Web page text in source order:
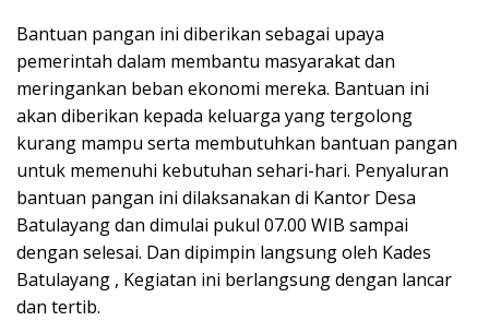
Bantuan pangan ini diberikan sebagai upaya
pemerintah dalam membantu masyarakat dan
meringankan beban ekonomi mereka. Bantuan ini
akan diberikan kepada keluarga yang tergolong
kurang mampu serta membutuhkan bantuan pangan
untuk memenuhi kebutuhan sehari-hari. Penyaluran
bantuan pangan ini dilaksanakan di Kantor Desa
Batulayang dan dimulai pukul 07.00 WIB sampai
dengan selesai. Dan dipimpin langsung oleh Kades
Batulayang , Kegiatan ini berlangsung dengan lancar
dan tertib.